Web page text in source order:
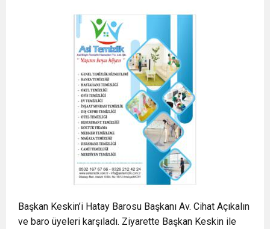
Başkan Keskin’i Hatay Barosu Başkanı Av. Cihat Açıkalın
ve baro üyeleri karşıladı. Ziyarette Başkan Keskin ile